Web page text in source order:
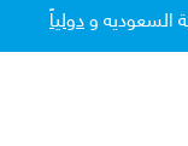
السعوديه ودولياً